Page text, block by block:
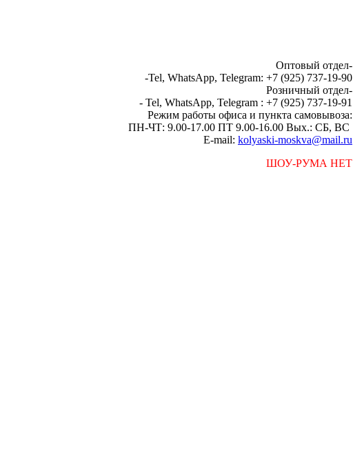
Оптовый отдел-
-Tel, WhatsApp, Telegram: +7 (925) 737-19-90
Розничный отдел-
- Tel, WhatsApp, Telegram : +7 (925) 737-19-91
Режим работы офиса и пункта самовывоза:
ПН-ЧТ: 9.00-17.00 ПТ 9.00-16.00 Вых.: СБ, ВС
E-mail: kolyaski-moskva@mail.ru
ШОУ-РУМА НЕТ